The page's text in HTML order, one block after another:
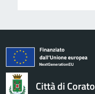
logo Unione Europea
Città di Corato